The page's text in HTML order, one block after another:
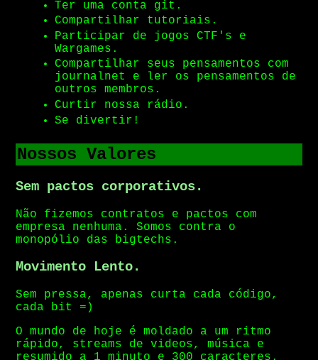
Ter uma conta git.
Compartilhar tutoriais.
Participar de jogos CTF's e
Wargames.
Compartilhar seus pensamentos com
journalnet e ler os pensamentos de
outros membros.
Curtir nossa rádio.
Se divertir!
Nossos Valores
Sem pactos corporativos.
Não fizemos contratos e pactos com
empresa nenhuma. Somos contra o
monopólio das bigtechs.
Movimento Lento.
Sem pressa, apenas curta cada código,
cada bit =)
O mundo de hoje é moldado a um ritmo
rápido, streams de videos, música e
resumido a 1 minuto e 300 caracteres.